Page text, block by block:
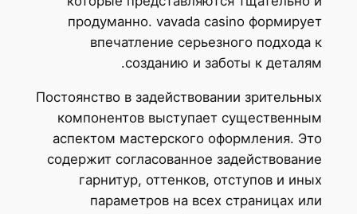
продуманно. vavada casino формирует
впечатление серьезного подхода к
созданию и заботы к деталям.
Постоянство в задействовании зрительных
компонентов выступает существенным
аспектом мастерского оформления. Это
содержит согласованное задействование
гарнитур, оттенков, отступов и иных
параметров на всех страницах или